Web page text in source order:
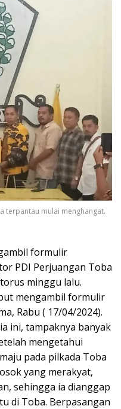
terpantau mulai menghangat.
formulir
PDI Perjuangan Toba
minggu lalu.
mengambil formulir
Rabu ( 17/04/2024).
ini, tampaknya banyak
mengetahui
pada pilkada Toba
yang merakyat,
sehingga ia dianggap
di Toba. Berpasangan